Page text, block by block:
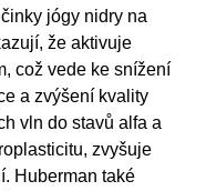
jógy nidry na
že aktivuje
což vede ke snížení
a zvýšení kvality
vln do stavů alfa a
zvyšuje
Huberman také